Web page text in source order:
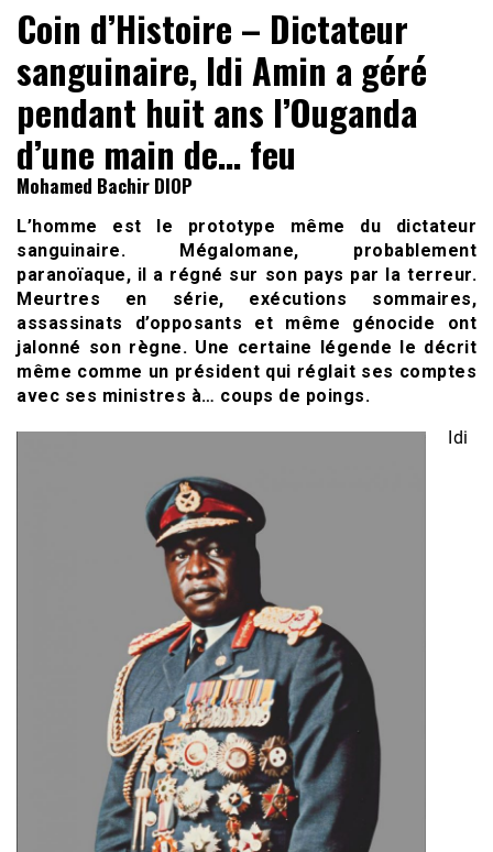
Coin d’Histoire – Dictateur
sanguinaire, Idi Amin a géré
pendant huit ans l’Ouganda
d’une main de… feu
Mohamed Bachir DIOP
L’homme est le prototype même du dictateur
sanguinaire. Mégalomane, probablement
paranoïaque, il a régné sur son pays par la terreur.
Meurtres en série, exécutions sommaires,
assassinats d’opposants et même génocide ont
jalonné son règne. Une certaine légende le décrit
même comme un président qui réglait ses comptes
avec ses ministres à… coups de poings.
Idi